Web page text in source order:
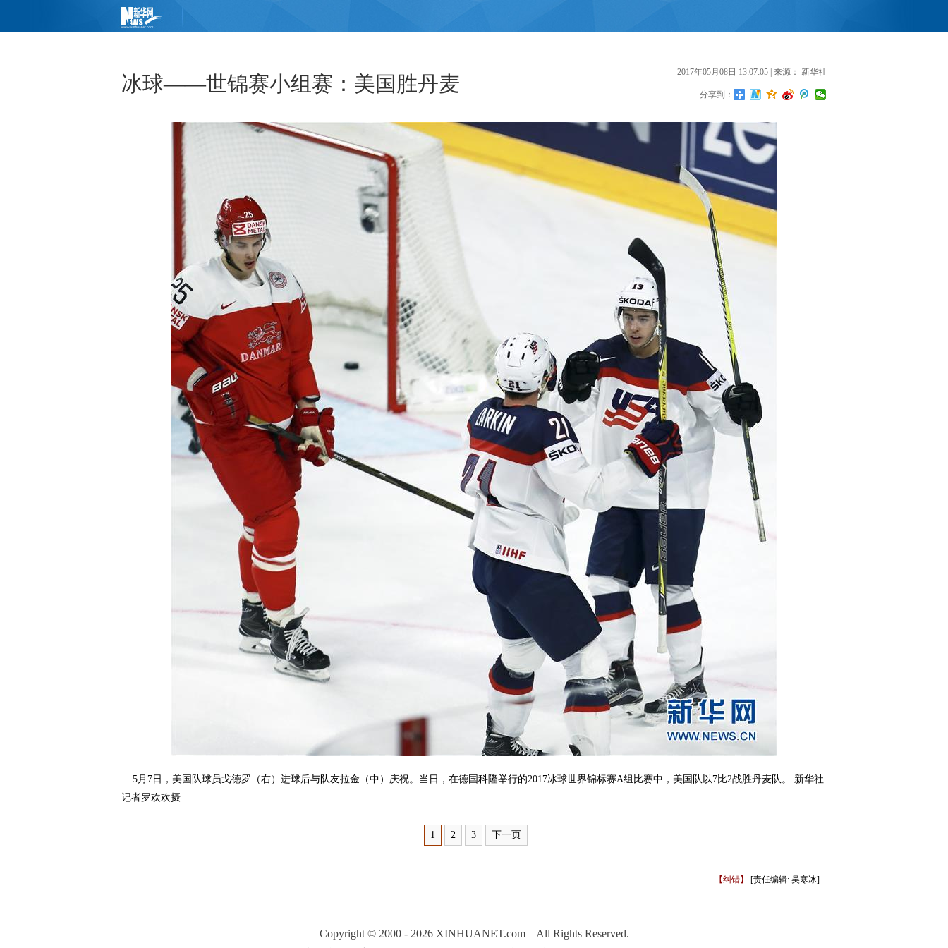
冰球——世锦赛小组赛：美国胜丹麦 2017年05月08日 13:07:05 | 来源： 新华社
分享到：
5月7日，美国队球员戈德罗（右）进球后与队友拉金（中）庆祝。当日，在德国科隆举行的2017冰球世界锦标赛A组比赛中，美国队以7比2战胜丹麦队。 新华社
记者罗欢欢摄
1 2 3 下一页
【纠错】 [责任编辑: 吴寒冰]
Copyright © 2000 - 2026 XINHUANET.com All Rights Reserved.